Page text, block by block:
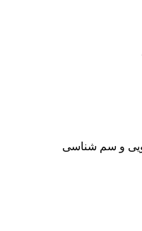
و سم شناسی